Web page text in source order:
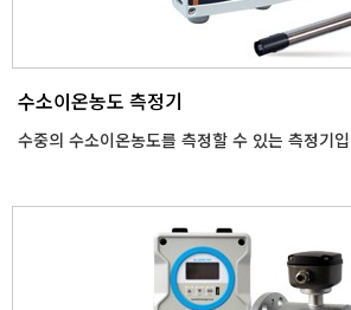
수소이온농도 측정기
수중의 수소이온농도를 측정할 수 있는 측정기